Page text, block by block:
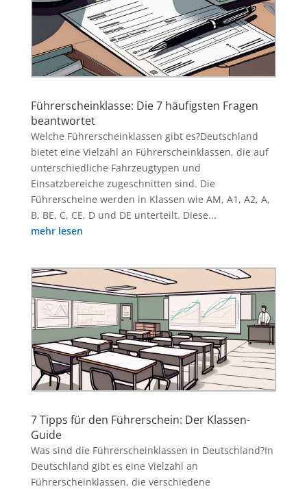
Führerscheinklasse: Die 7 häufigsten Fragen
beantwortet
Welche Führerscheinklassen gibt es?Deutschland
bietet eine Vielzahl an Führerscheinklassen, die auf
unterschiedliche Fahrzeugtypen und
Einsatzbereiche zugeschnitten sind. Die
Führerscheine werden in Klassen wie AM, A1, A2, A,
B, BE, C, CE, D und DE unterteilt. Diese...
mehr lesen
7 Tipps für den Führerschein: Der Klassen-
Guide
Was sind die Führerscheinklassen in Deutschland?In
Deutschland gibt es eine Vielzahl an
Führerscheinklassen, die verschiedene